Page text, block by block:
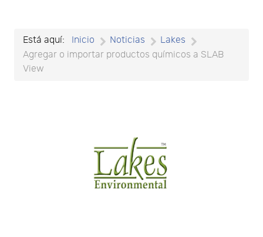
Está aquí: Inicio Noticias
Lakes
Agregar o importar productos químicos a SLAB
View